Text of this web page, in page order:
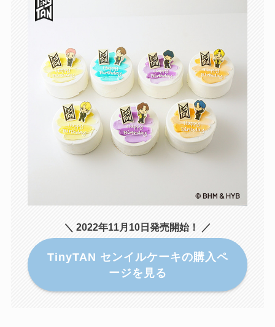
＼ 2022年11月10日発売開始！ ／
TinyTAN センイルケーキの購入ペ
ージを見る